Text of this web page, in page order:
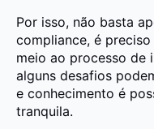
Por isso, não basta
compliance, é preciso
meio ao processo de
alguns desafios
e conhecimento é
tranquila.